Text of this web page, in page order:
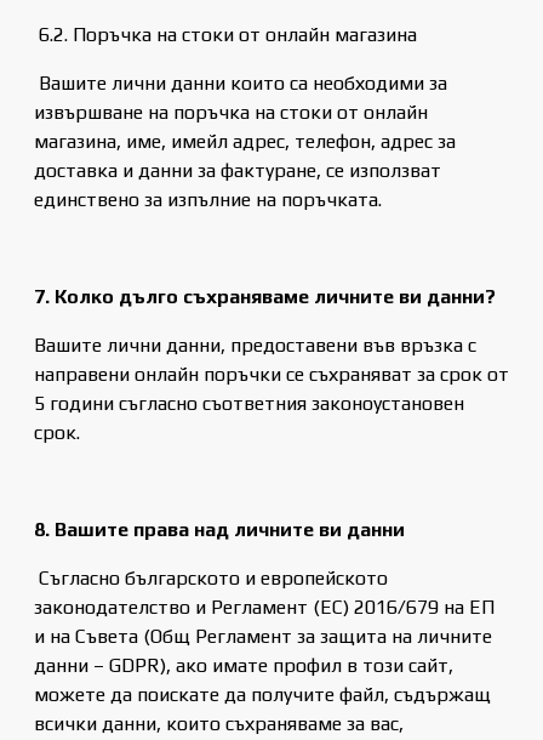
6.2. Поръчка на стоки от онлайн магазина
Вашите лични данни които са необходими за
извършване на поръчка на стоки от онлайн
магазина, име, имейл адрес, телефон, адрес за
доставка и данни за фактуране, се използват
единствено за изпълние на поръчката.
7. Колко дълго съхраняваме личните ви данни?
Вашите лични данни, предоставени във връзка с
направени онлайн поръчки се съхраняват за срок от
5 години съгласно съответния законоустановен
срок.
8. Вашите права над личните ви данни
Съгласно българското и европейското
законодателство и Регламент (ЕС) 2016/679 на ЕП
и на Съвета (Общ Регламент за защита на личните
данни – GDPR), ако имате профил в този сайт,
можете да поискате да получите файл, съдържащ
всички данни, които съхраняваме за вас,